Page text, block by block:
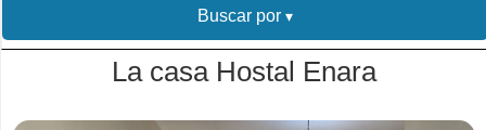
Buscar por
La casa Hostal Enara